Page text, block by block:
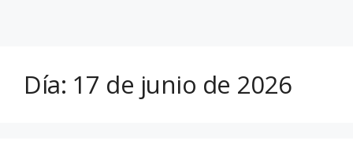
Día: 17 de junio de 2026